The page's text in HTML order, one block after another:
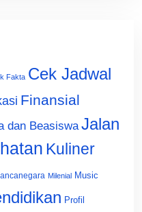
Fakta Cek Jadwal
Finansial
dan Beasiswa Jalan
Kuliner
Milenial Music
Profil